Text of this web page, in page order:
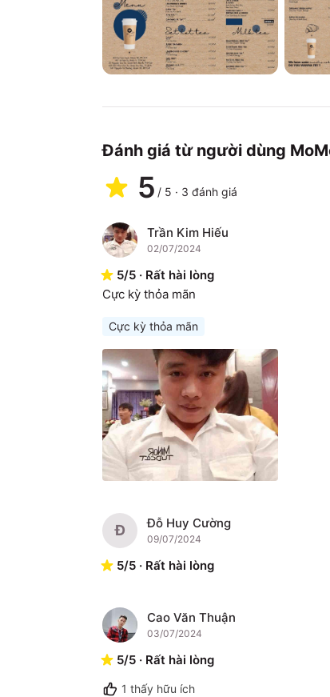
Đánh giá từ người dùng
5 / 5 · 3 đánh giá
T Trần Kim Hiếu
02/07/2024
5/5 · Rất hài lòng
Cực kỳ thỏa mãn
Cực kỳ thỏa mãn
Đ Đỗ Huy Cường
09/07/2024
5/5 · Rất hài lòng
C Cao Văn Thuận
03/07/2024
5/5 · Rất hài lòng
1 thấy hữu ích